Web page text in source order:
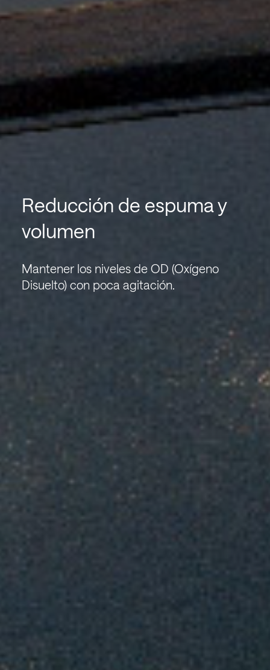
Reducción de espuma y
volumen
Mantener los niveles de OD (Oxígeno
Disuelto) con poca agitación.